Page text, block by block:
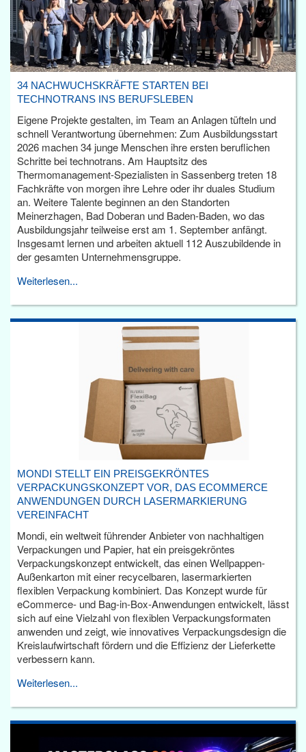
34 NACHWUCHSKRÄFTE STARTEN BEI
TECHNOTRANS INS BERUFSLEBEN
Eigene Projekte gestalten, im Team an Anlagen tüfteln und
schnell Verantwortung übernehmen: Zum Ausbildungsstart
2026 machen 34 junge Menschen ihre ersten beruflichen
Schritte bei technotrans. Am Hauptsitz des
Thermomanagement-Spezialisten in Sassenberg treten 18
Fachkräfte von morgen ihre Lehre oder ihr duales Studium
an. Weitere Talente beginnen an den Standorten
Meinerzhagen, Bad Doberan und Baden-Baden, wo das
Ausbildungsjahr teilweise erst am 1. September anfängt.
Insgesamt lernen und arbeiten aktuell 112 Auszubildende in
der gesamten Unternehmensgruppe.
Weiterlesen...
MONDI STELLT EIN PREISGEKRÖNTES
VERPACKUNGSKONZEPT VOR, DAS ECOMMERCE
ANWENDUNGEN DURCH LASERMARKIERUNG
VEREINFACHT
Mondi, ein weltweit führender Anbieter von nachhaltigen
Verpackungen und Papier, hat ein preisgekröntes
Verpackungskonzept entwickelt, das einen Wellpappen-
Außenkarton mit einer recycelbaren, lasermarkierten
flexiblen Verpackung kombiniert. Das Konzept wurde für
eCommerce- und Bag-in-Box-Anwendungen entwickelt, lässt
sich auf eine Vielzahl von flexiblen Verpackungsformaten
anwenden und zeigt, wie innovatives Verpackungsdesign die
Kreislaufwirtschaft fördern und die Effizienz der Lieferkette
verbessern kann.
Weiterlesen...